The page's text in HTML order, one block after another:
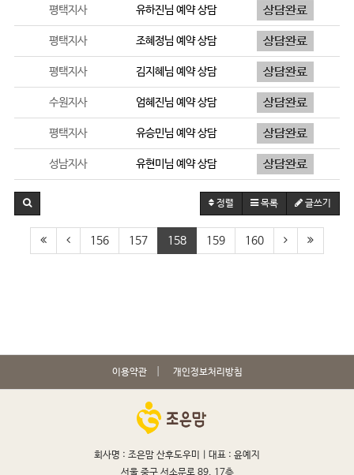
평택지사 유하진님 예약 상담
평택지사 조혜정님 예약 상담
평택지사 김지혜 님 예약 상담
수원지사 엄혜진님 예약 상담
평택지사 유승민님 예약 상담
성남지사 유현미 님 예약 상담
정렬 목록 글쓰기
156 157 158 159 160
이용약관 개인정보처리방침
회사명 : 조은맘 산후도우미 | 대표 : 윤예지
서울 중구 서소문로 89, 17층